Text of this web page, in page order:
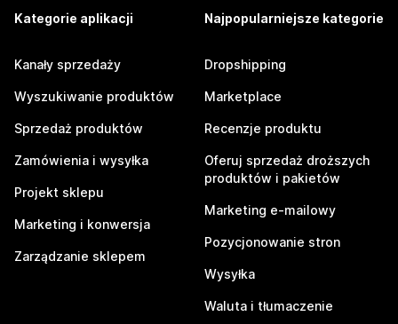
Kategorie aplikacji
Kanały sprzedaży
Wyszukiwanie produktów
Sprzedaż produktów
Zamówienia i wysyłka
Projekt sklepu
Marketing i konwersja
Zarządzanie sklepem
Najpopularniejsze kategorie
Dropshipping
Marketplace
Recenzje produktu
Oferuj sprzedaż droższych
produktów i pakietów
Marketing e-mailowy
Pozycjonowanie stron
Wysyłka
Waluta i tłumaczenie